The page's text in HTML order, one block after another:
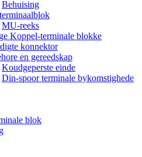
Behuising
MU-reeks
Koppel-terminale blokke
konnektor
en gereedskap
Koudgeperste einde
Din-spoor terminale bykomstighede
blok